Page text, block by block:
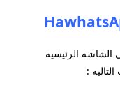
الشاشه الرئيسيه
: